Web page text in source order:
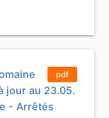
pdf
jour au 23.05.
- Arrêtés